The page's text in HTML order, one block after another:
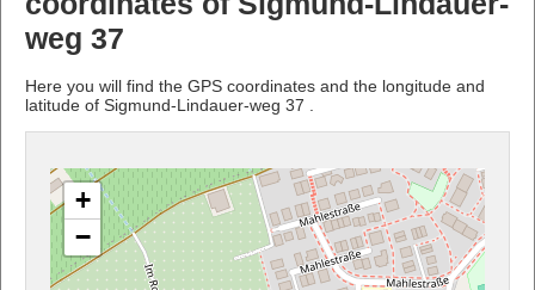
weg 37
Here you will find the GPS coordinates and the longitude and
latitude of Sigmund-Lindauer-weg 37 .
+
−